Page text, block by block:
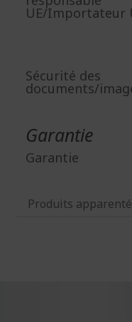
UE/Importateur
Sécurité des
documents/
Garantie
Garantie
Produits